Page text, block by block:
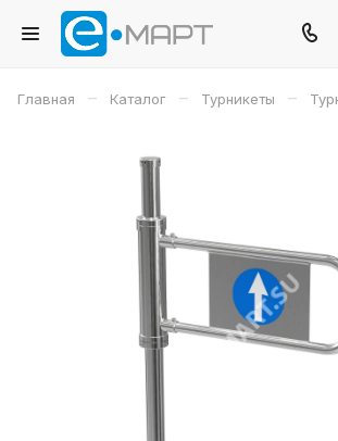
Главная – Каталог – Турникеты –